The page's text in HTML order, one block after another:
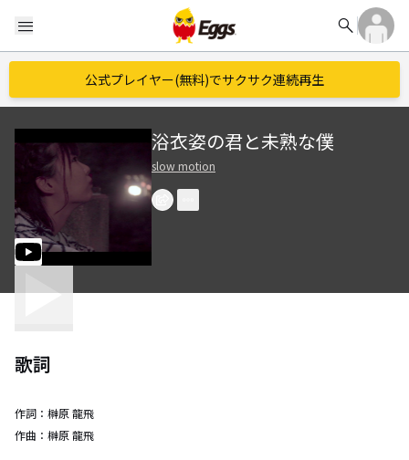
menu search
公式プレイヤー(無料)でサクサク連続再生
浴衣姿の君と未熟な僕
slow motion
歌詞
作詞： 榊原 龍飛
作曲： 榊原 龍飛